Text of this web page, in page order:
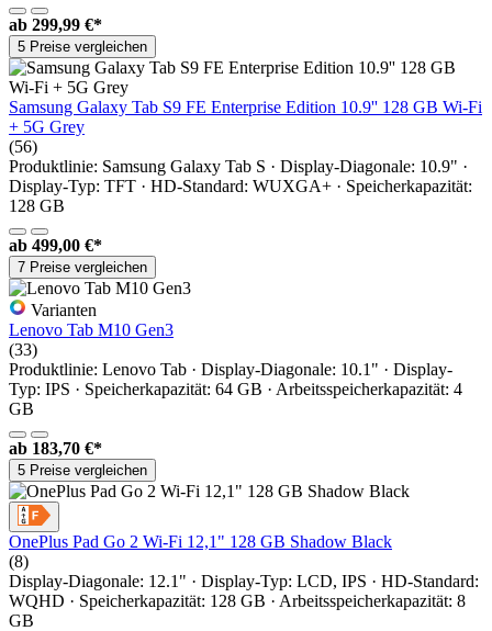
ab 299,99 €*
5 Preise vergleichen
Samsung Galaxy Tab S9 FE Enterprise Edition 10.9'' 128 GB Wi-Fi
+ 5G Grey
(56)
Produktlinie: Samsung Galaxy Tab S · Display-Diagonale: 10.9" ·
Display-Typ: TFT · HD-Standard: WUXGA+ · Speicherkapazität:
128 GB
ab 499,00 €*
7 Preise vergleichen
Varianten
Lenovo Tab M10 Gen3
(33)
Produktlinie: Lenovo Tab · Display-Diagonale: 10.1" · Display-
Typ: IPS · Speicherkapazität: 64 GB · Arbeitsspeicherkapazität: 4
GB
ab 183,70 €*
5 Preise vergleichen
OnePlus Pad Go 2 Wi-Fi 12,1" 128 GB Shadow Black
(8)
Display-Diagonale: 12.1" · Display-Typ: LCD, IPS · HD-Standard:
WQHD · Speicherkapazität: 128 GB · Arbeitsspeicherkapazität: 8
GB